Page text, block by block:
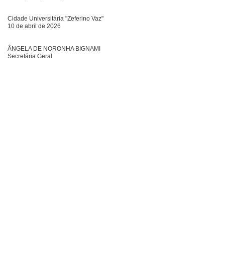
Cidade Universitária "Zeferino Vaz"
10 de abril de 2026
ÂNGELA DE NORONHA BIGNAMI
Secretária Geral